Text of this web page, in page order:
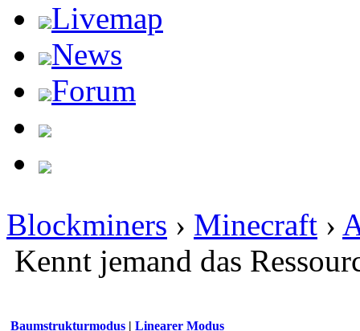
Livemap
News
Forum
Blockminers › Minecraft ›
Kennt jemand das
Baumstrukturmodus | Linearer Modus